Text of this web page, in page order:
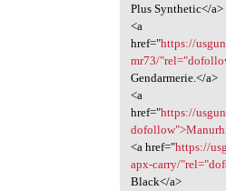
Plus Synthetic</a>
<a
href="https://
mr73/
Gendarmerie.</a>
<a
href="https://
<a href="https://
apx-carry/
Black</a>